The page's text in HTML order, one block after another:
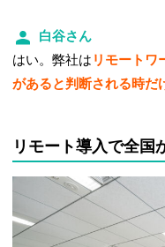
白谷さん
はい。弊社は リモートワ
があると判断される時だ
リモート導入で全国